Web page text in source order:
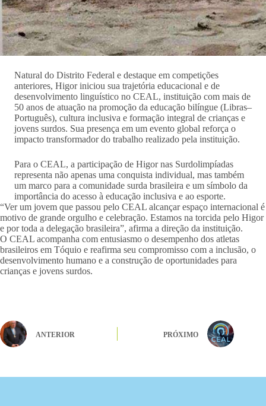
Natural do Distrito Federal e destaque em competições
anteriores, Higor iniciou sua trajetória educacional e de
desenvolvimento linguístico no CEAL, instituição com mais de
50 anos de atuação na promoção da educação bilíngue (Libras–
Português), cultura inclusiva e formação integral de crianças e
jovens surdos. Sua presença em um evento global reforça o
impacto transformador do trabalho realizado pela instituição.
Para o CEAL, a participação de Higor nas Surdolimpíadas
representa não apenas uma conquista individual, mas também
um marco para a comunidade surda brasileira e um símbolo da
importância do acesso à educação inclusiva e ao esporte.
“Ver um jovem que passou pelo CEAL alcançar espaço internacional é
motivo de grande orgulho e celebração. Estamos na torcida pelo Higor
e por toda a delegação brasileira”, afirma a direção da instituição.
O CEAL acompanha com entusiasmo o desempenho dos atletas
brasileiros em Tóquio e reafirma seu compromisso com a inclusão, o
desenvolvimento humano e a construção de oportunidades para
crianças e jovens surdos.
ANTERIOR PRÓXIMO